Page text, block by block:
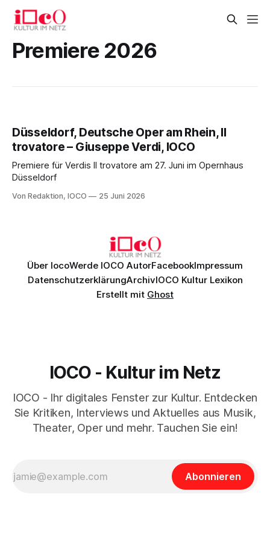
Premiere 2026
Düsseldorf, Deutsche Oper am Rhein, Il
trovatore – Giuseppe Verdi, IOCO
Premiere für Verdis Il trovatore am 27. Juni im Opernhaus
Düsseldorf
Von Redaktion, IOCO 25 Juni 2026
Über IocoWerde IOCO AutorFacebookImpressum
DatenschutzerklärungArchivIOCO Kultur Lexikon
Erstellt mit Ghost
IOCO - Kultur im Netz
IOCO - Ihr digitales Fenster zur Kultur. Entdecken
Sie Kritiken, Interviews und Aktuelles aus Musik,
Theater, Oper und mehr. Tauchen Sie ein!
Abonnieren